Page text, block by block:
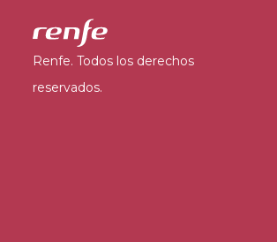
Renfe. Todos los derechos
reservados.